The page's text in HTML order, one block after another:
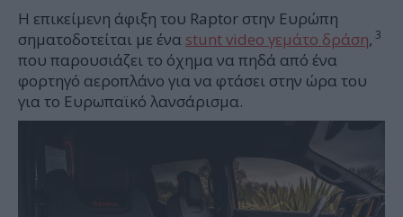
Η επικείμενη άφιξη του Raptor στην Ευρώπη
σηματοδοτείται με ένα stunt video γεμάτο δράση, 3
που παρουσιάζει το όχημα να πηδά από ένα
φορτηγό αεροπλάνο για να φτάσει στην ώρα του
για το Ευρωπαϊκό λανσάρισμα.